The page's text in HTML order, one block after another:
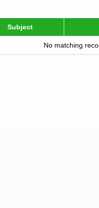
Subject
No matching